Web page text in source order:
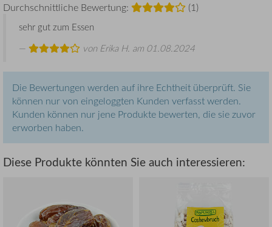
Durchschnittliche Bewertung: (1)
sehr gut zum Essen
von Erika H. am 01.08.2024
Die Bewertungen werden auf ihre Echtheit überprüft. Sie
können nur von eingeloggten Kunden verfasst werden.
Kunden können nur jene Produkte bewerten, die sie zuvor
erworben haben.
Diese Produkte könnten Sie auch interessieren: